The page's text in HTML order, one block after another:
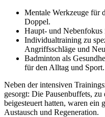
Mentale Werkzeuge für
Doppel.
Haupt- und Nebenfokus
Individualtraining zu
Angriffsschläge und
Badminton als
für den Alltag und Sport.
Neben der intensiven
gesorgt: Die Pausenbuffets,
beigesteuert hatten, waren
Austausch und Regeneration.